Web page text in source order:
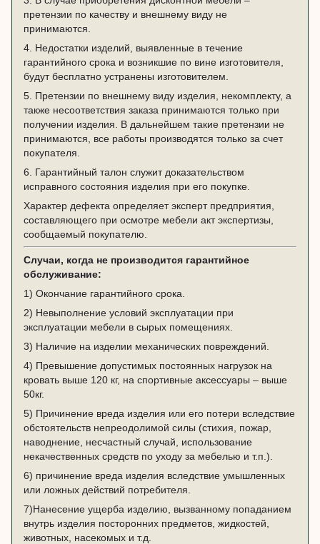
претензии по качеству и внешнему виду не
принимаются.
4. Недостатки изделий, выявленные в течение
гарантийного срока и возникшие по вине изготовителя,
будут бесплатно устранены изготовителем.
5. Претензии по внешнему виду изделия, некомплекту, а
также несоответствия заказа принимаются только при
получении изделия. В дальнейшем такие претензии не
принимаются, все работы производятся только за счет
покупателя.
6. Гарантийный талон служит доказательством
исправного состояния изделия при его покупке.
Характер дефекта определяет эксперт предприятия,
составляющего при осмотре мебели акт экспертизы,
сообщаемый покупателю.
Случаи, когда не производится гарантийное
обслуживание:
1) Окончание гарантийного срока.
2) Невыполнение условий эксплуатации при
эксплуатации мебели в сырых помещениях.
3) Наличие на изделии механических повреждений.
4) Превышение допустимых постоянных нагрузок на
кровать выше 120 кг, на спортивные аксессуары – выше
50кг.
5) Причинение вреда изделия или его потери вследствие
обстоятельств непреодолимой силы (стихия, пожар,
наводнение, несчастный случай, использование
некачественных средств по уходу за мебелью и т.п.).
6) причинение вреда изделия вследствие умышленных
или ложных действий потребителя.
7)Нанесение ущерба изделию, вызванному попаданием
внутрь изделия посторонних предметов, жидкостей,
животных, насекомых и т.д.